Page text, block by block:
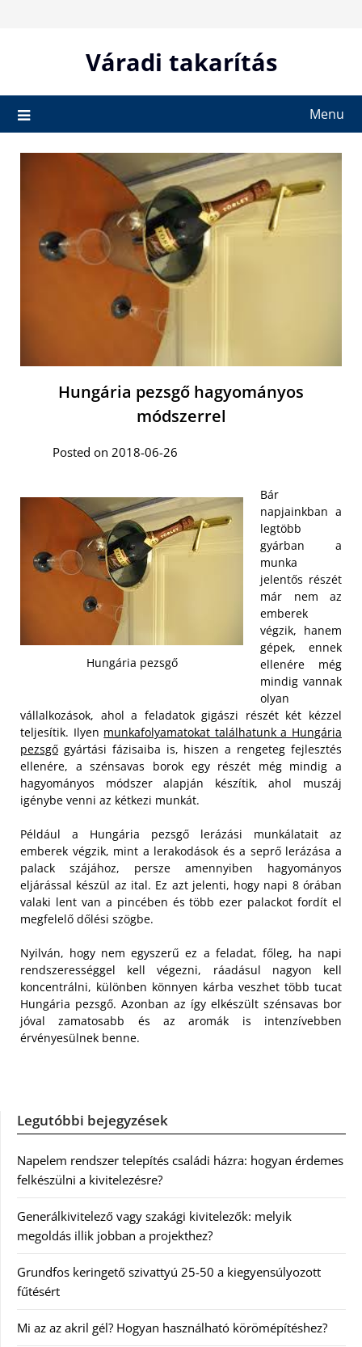
Váradi takarítás
Menu
Hungária pezsgő hagyományos
módszerrel
Posted on 2018-06-26
Hungária pezsgő
Bár
napjainkban a
legtöbb
gyárban a
munka
jelentős részét
már nem az
emberek
végzik, hanem
gépek, ennek
ellenére még
mindig vannak
olyan
vállalkozások, ahol a feladatok gigászi részét két kézzel
teljesítik. Ilyen munkafolyamatokat találhatunk a Hungária
pezsgő gyártási fázisaiba is, hiszen a rengeteg fejlesztés
ellenére, a szénsavas borok egy részét még mindig a
hagyományos módszer alapján készítik, ahol muszáj
igénybe venni az kétkezi munkát.
Például a Hungária pezsgő lerázási munkálatait az
emberek végzik, mint a lerakodások és a seprő lerázása a
palack szájához, persze amennyiben hagyományos
eljárással készül az ital. Ez azt jelenti, hogy napi 8 órában
valaki lent van a pincében és több ezer palackot fordít el
megfelelő dőlési szögbe.
Nyilván, hogy nem egyszerű ez a feladat, főleg, ha napi
rendszerességgel kell végezni, ráadásul nagyon kell
koncentrálni, különben könnyen kárba veszhet több tucat
Hungária pezsgő. Azonban az így elkészült szénsavas bor
jóval zamatosabb és az aromák is intenzívebben
érvényesülnek benne.
Legutóbbi bejegyzések
Napelem rendszer telepítés családi házra: hogyan érdemes
felkészülni a kivitelezésre?
Generálkivitelező vagy szakági kivitelezők: melyik
megoldás illik jobban a projekthez?
Grundfos keringető szivattyú 25-50 a kiegyensúlyozott
fűtésért
Mi az az akril gél? Hogyan használható körömépítéshez?